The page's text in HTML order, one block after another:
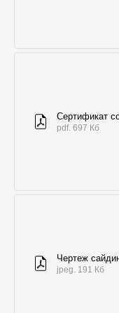
Сертификат
pdf. 697 Кб
Чертеж
jpeg. 191 Кб